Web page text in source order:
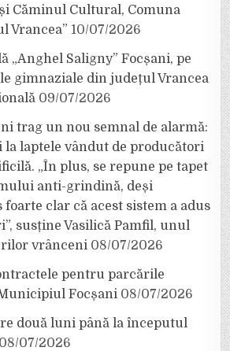
Căminul Cultural, Comuna
Vrancea” 10/07/2026
„Anghel Saligny” Focșani, pe
gimnaziale din județul Vrancea
09/07/2026
trag un nou semnal de alarmă:
laptele vândut de producători
„În plus, se repune pe tapet
anti-grindină, deși
clar că acest sistem a adus
susține Vasilică Pamfil, unul
vrânceni 08/07/2026
pentru parcările
Focșani 08/07/2026
două luni până la începutul
08/07/2026